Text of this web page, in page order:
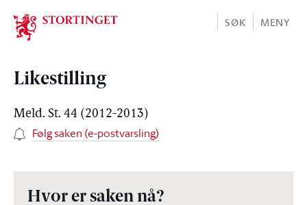
Stortinget.no
SØK MENY
Likestilling
Meld. St. 44 (2012-2013)
Følg saken (e-postvarsling)
Hvor er saken nå?